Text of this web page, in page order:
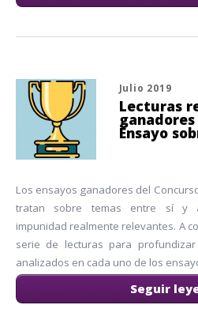
Julio 2019
Lecturas
Ensayo
Los ensayos ganadores del
tratan sobre temas entre sí y
impunidad realmente relevantes. A
serie de lecturas para
analizados en cada uno de los
Seguir